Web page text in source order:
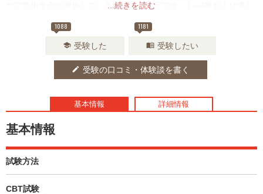
...続きを読む
ケア学術学会が実施している心理学の検定です。1～4級および準1
を援助する」「2級：こころに触れる」「3級：こころを成長させ
る」「4級：こころと向き合う」となります。
1088
school 受験した
1181
menu_book 受験したい
edit 受験の口コミ・体験談を書く
基本情報 詳細情報
基本情報
試験方法
CBT試験